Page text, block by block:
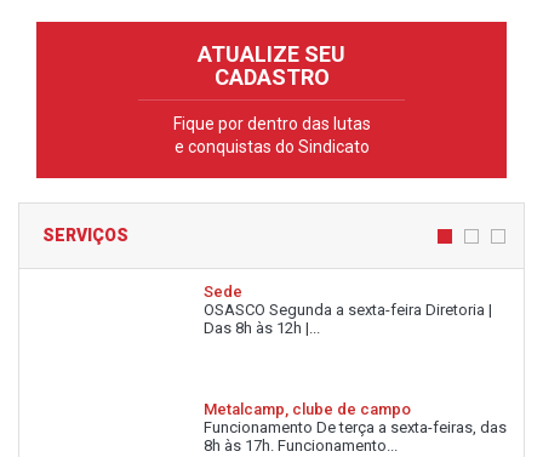
ATUALIZE SEU
CADASTRO
Fique por dentro das lutas
e conquistas do Sindicato
SERVIÇOS
Sede
OSASCO Segunda a sexta-feira Diretoria |
Das 8h às 12h |...
Metalcamp, clube de campo
Funcionamento De terça a sexta-feiras, das
8h às 17h. Funcionamento...